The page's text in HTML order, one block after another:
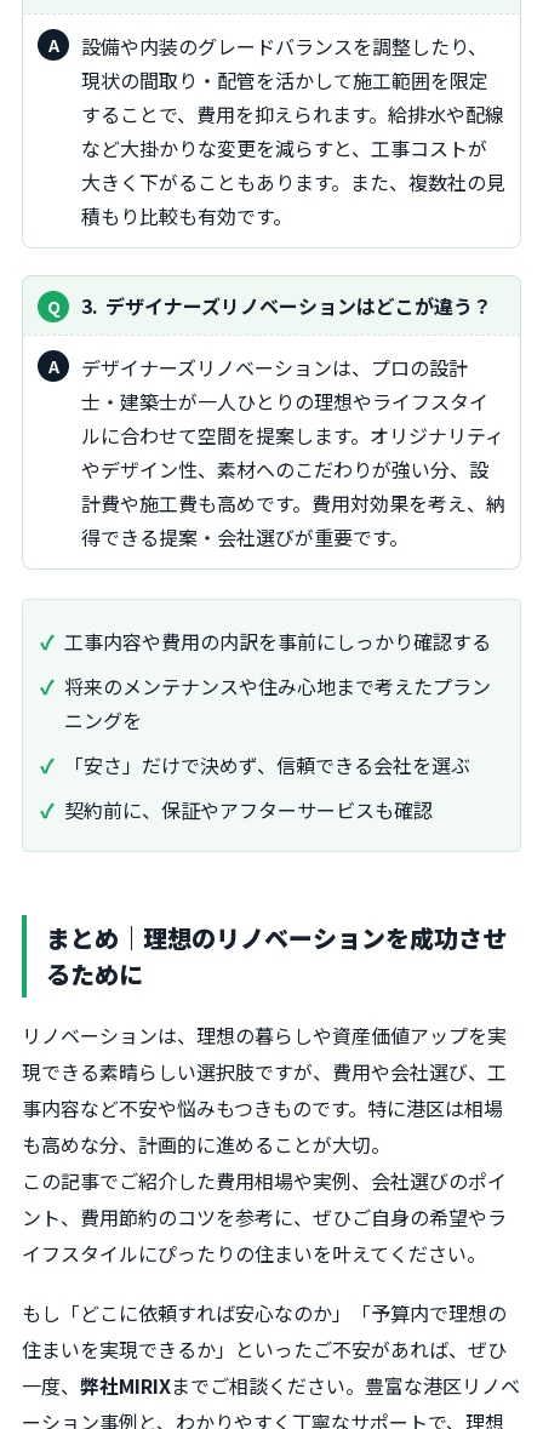
設備や内装のグレードバランスを調整したり、
現状の間取り・配管を活かして施工範囲を限定
することで、費用を抑えられます。給排水や配線
など大掛かりな変更を減らすと、工事コストが
大きく下がることもあります。また、複数社の見
積もり比較も有効です。
3 デザイナーズリノベーションはどこが違う？
デザイナーズリノベーションは、プロの設計
士・建築士が一人ひとりの理想やライフスタイ
ルに合わせて空間を提案します。オリジナリティ
やデザイン性、素材へのこだわりが強い分、設
計費や施工費も高めです。費用対効果を考え、納
得できる提案・会社選びが重要です。
工事内容や費用の内訳を事前にしっかり確認する
将来のメンテナンスや住み心地まで考えたプラン
ニングを
「安さ」だけで決めず、信頼できる会社を選ぶ
契約前に、保証やアフターサービスも確認
まとめ｜理想のリノベーションを成功させ
るために
リノベーションは、理想の暮らしや資産価値アップを実
現できる素晴らしい選択肢ですが、費用や会社選び、工
事内容など不安や悩みもつきものです。特に港区は相場
も高めな分、計画的に進めることが大切。
この記事でご紹介した費用相場や実例、会社選びのポイ
ント、費用節約のコツを参考に、ぜひご自身の希望やラ
イフスタイルにぴったりの住まいを叶えてください。
もし「どこに依頼すれば安心なのか」「予算内で理想の
住まいを実現できるか」といったご不安があれば、ぜひ
一度、 弊社MIRIXまでご相談ください。豊富な港区リノベ
ーション事例と、わかりやすく丁寧なサポートで、理想